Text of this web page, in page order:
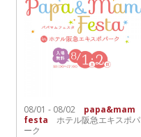
08/01 - 08/02 papa&mam
festa ホテル阪急エキスポパ
ーク